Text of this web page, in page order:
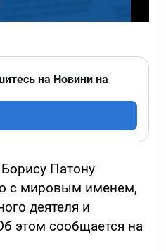
на Новини на
Патону
с мировым именем,
деятеля и
этом сообщается на